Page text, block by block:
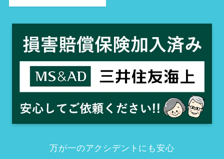
万が一のアクシデントにも安心